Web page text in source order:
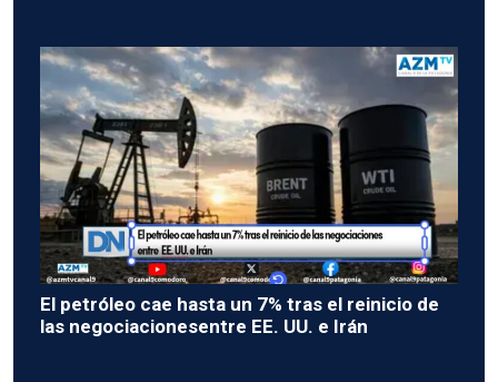
El petróleo cae hasta un 7% tras el reinicio de
las negociacionesentre EE. UU. e Irán